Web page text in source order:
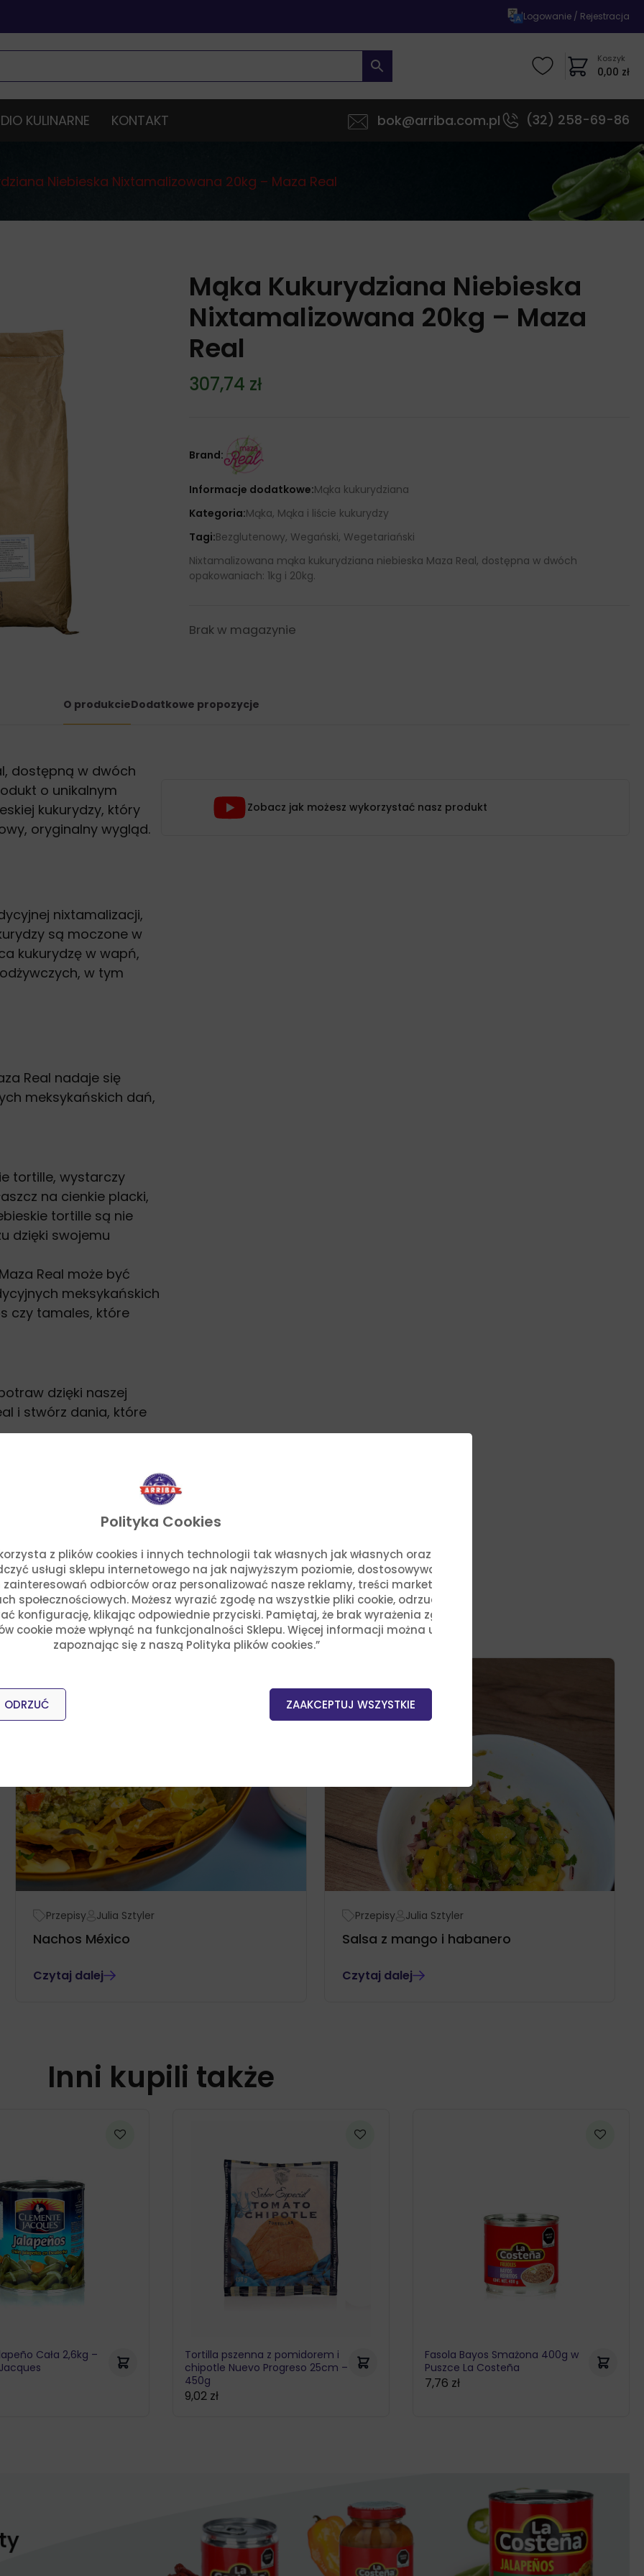
Polityka Cookies
z plików cookies i innych technologii tak własnych jak własnych oraz stron
usługi sklepu internetowego na jak najwyższym poziomie, dostosowywać treści
odbiorców oraz personalizować nasze reklamy, treści marketingowe i
społecznościowych. Możesz wyrazić zgodę na wszystkie pliki cookie, odrzucić je lub
konfigurację, klikając odpowiednie przyciski. Pamiętaj, że brak wyrażenia zgody na
cookie może wpłynąć na funkcjonalności Sklepu. Więcej informacji można uzyskać,
zapoznając się z naszą Polityka plików cookies.”
ZAAKCEPTUJ WSZYSTKIE
ODRZUĆ
|Logowanie / Rejestracja
Koszyk
0,00 zł
KULINARNE KONTAKT bok@arriba.com.pl (32) 258-69-86
Niebieska Nixtamalizowana 20kg – Maza Real
Mąka Kukurydziana Niebieska
Nixtamalizowana 20kg – Maza
Real
307,74 zł
Brand:
Informacje dodatkowe:Mąka kukurydziana
Kategoria:Mąka, Mąka i liście kukurydzy
Tagi:Bezglutenowy, Wegański, Wegetariański
Nixtamalizowana mąka kukurydziana niebieska Maza Real, dostępna w dwóch
opakowaniach: 1kg i 20kg.
Brak w magazynie
O produkcieDodatkowe propozycje
dostępną w dwóch
o unikalnym
kukurydzy, który
oryginalny wygląd.
nixtamalizacji,
są moczone w
kukurydzę w wapń,
w tym
Real nadaje się
meksykańskich dań,
tortille, wystarczy
na cienkie placki,
tortille są nie
dzięki swojemu
Real może być
meksykańskich
czy tamales, które
dzięki naszej
i stwórz dania, które
charakterystyki.
Zobacz jak możesz wykorzystać nasz produkt
danie z naszymi przepisami
Przepisy Julia Sztyler
Nachos México
Czytaj dalej
Przepisy Julia Sztyler
Salsa z mango i habanero
Czytaj dalej
Inni kupili także
Cała 2,6kg –
Tortilla pszenna z pomidorem i
chipotle Nuevo Progreso 25cm –
450g
9,02 zł
Fasola Bayos Smażona 400g w
Puszce La Costeña
7,76 zł